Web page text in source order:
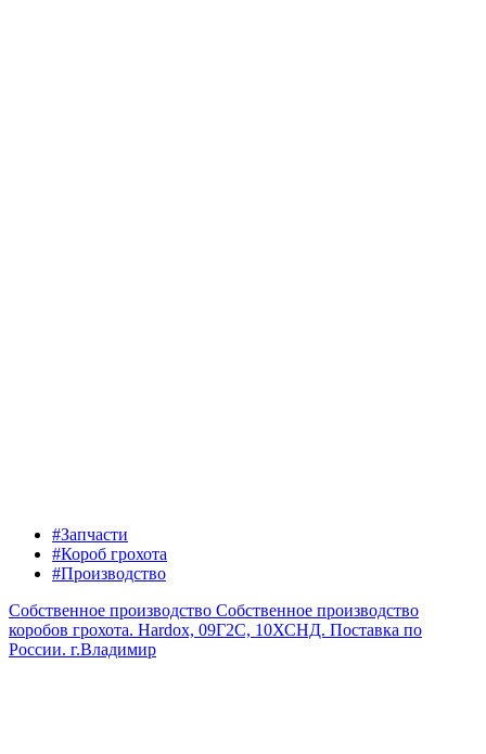
#Запчасти
#Короб грохота
#Производство
Собственное производство Собственное производство
коробов грохота. Hardox, 09Г2С, 10ХСНД. Поставка по
России. г.Владимир